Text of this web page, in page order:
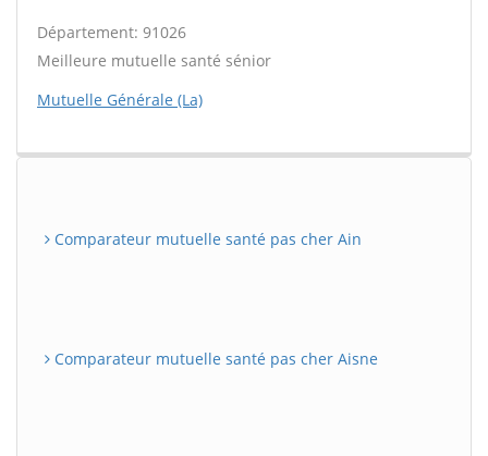
Département: 91026
Meilleure mutuelle santé sénior
Mutuelle Générale (La)
Comparateur mutuelle santé pas cher Ain
Comparateur mutuelle santé pas cher Aisne